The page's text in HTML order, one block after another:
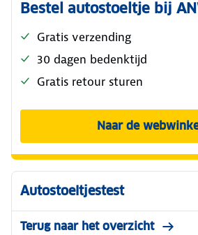
Bestel autostoeltje bij
Gratis verzending
30 dagen bedenktijd
Gratis retour sturen
Naar de
Autostoeltjestest
Terug naar het overzicht